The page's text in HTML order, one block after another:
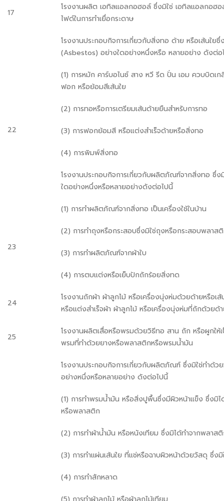
17
โรงงานผลิต เอทิลแอลกอฮอล์ ซึ่งมิใช่ เอทิลแอลกอฮ
ไฟด์ในการทำเยื่อกระดาษ
22
โรงงานประกอบกิจการเกี่ยวกับสิ่งทอ ด้าย หรือเส้นใยซึ่
(Asbestos) อย่างใดอย่างหนึ่งหรือ หลายอย่าง ดังต่อ
(1) การหมัก คาร์บอไนซ์ สาง หวี รีด ปั่น เอม ควบบิดเก
ฟอก หรือย้อมสีเส้นใย
(2) การทอหรือการเตรียมเส้นด้ายยืนสำหรับการทอ
(3) การฟอกย้อมสี หรือแต่งสำเร็จด้ายหรือสิ่งทอ
(4) การพิมพ์สิ่งทอ
23
โรงงานประกอบกิจการเกี่ยวกับผลิตภัณฑ์จากสิ่งทอ ซึ่ง
ใดอย่างหนึ่งหรือหลายอย่างดังต่อไปนี้
(1) การทำผลิตภัณฑ์จากสิ่งทอ เป็นเครื่องใช้ในบ้าน
(2) การทำถุงหรือกระสอบซึ่งมิใช่ถุงหรือกระสอบพลาส
(3) การทำผลิตภัณฑ์จากผ้าใบ
(4) การตบแต่งหรือเย็บปักถักร้อยสิ่งทด
24
โรงงานถักผ้า ผ้าลูกไม้ หรือเครื่องนุ่งห่มด้วยด้ายหรือเ
หรือแต่งสำเร็จผ้า ผ้าลูกไม้ หรือเครื่องนุ่งห่มที่ถักด้วยด้า
25
โรงงานผลิตเสื่อหรือพรมด้วยวิธีทอ สาน ถัก หรือผูกให้
พรมที่ทำด้วยยางหรือพลาสติกหรือพรมน้ำมัน
โรงงานประกอบกิจการเกี่ยวกับผลิตภัณฑ์ ซึ่งมิใช่ทำด้ว
อย่างหนึ่งหรือหลายอย่าง ดังต่อไปนี้
(1) การทำพรมน้ำมัน หรือสิ่งปูพื้นซึ่งมีผิวหน้าแข็ง ซึ่งมิไ
หรือพลาสติก
(2) การทำผ้าน้ำมัน หรือหนังเทียม ซึ่งมิได้ทำจากพลาส
(3) การทำแผ่นเส้นใย ที่แช่หรือฉาบผิวหน้าด้วยวัสดุ ซึ่งมิ
(4) การทำสักหลาด